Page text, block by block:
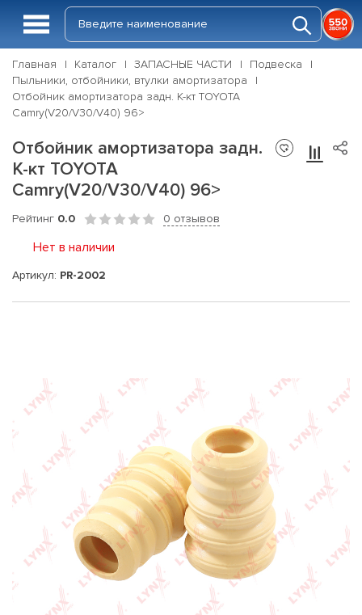
Главная Каталог ЗАПАСНЫЕ ЧАСТИ
Подвеска
Пыльники, отбойники, втулки амортизатора
Отбойник амортизатора задн. К-кт TOYOTA
Camry(V20/V30/V40) 96>
Отбойник амортизатора задн.
К-кт TOYOTA
Camry(V20/V30/V40) 96>
Рейтинг 0.0 0 отзывов
Нет в наличии
Артикул: PR-2002